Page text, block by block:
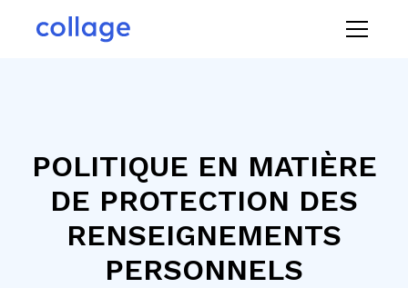
POLITIQUE EN MATIÈRE
DE PROTECTION DES
RENSEIGNEMENTS
PERSONNELS